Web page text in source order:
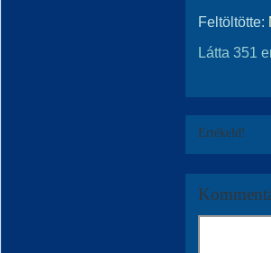
Feltöltötte:
Látta 351
Értékeld!